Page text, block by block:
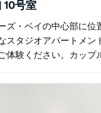
10号室
ズ・ベイの中心部に位
スタジオアパートメン
体験ください。カップ
、そして人気の観光ス